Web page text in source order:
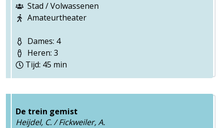
Stad / Volwassenen
Amateurtheater
Dames: 4
Heren: 3
Tijd: 45 min
De trein gemist
Heijdel, C. / Fickweiler, A.